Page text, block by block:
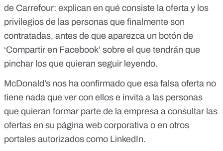
de Carrefour: explican en qué consiste la oferta y los
privilegios de las personas que finalmente son
contratadas, antes de que aparezca un botón de
‘Compartir en Facebook’ sobre el que tendrán que
pinchar los que quieran seguir leyendo.
McDonald’s nos ha confirmado que esa falsa oferta no
tiene nada que ver con ellos e invita a las personas
que quieran formar parte de la empresa a consultar las
ofertas en su página web corporativa o en otros
portales autorizados como LinkedIn.